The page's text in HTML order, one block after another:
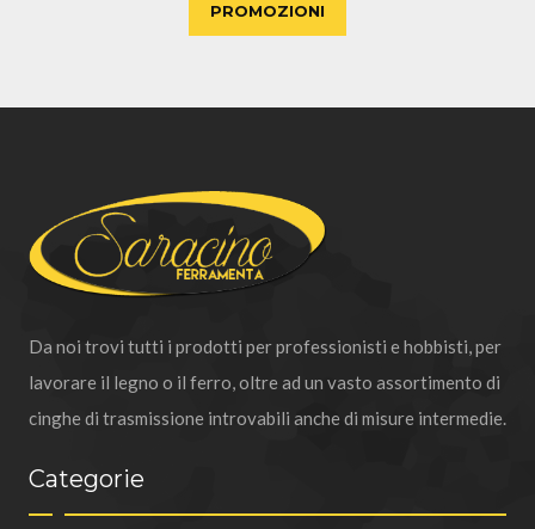
PROMOZIONI
Da noi trovi tutti i prodotti per professionisti e hobbisti, per
lavorare il legno o il ferro, oltre ad un vasto assortimento di
cinghe di trasmissione introvabili anche di misure intermedie.
Categorie